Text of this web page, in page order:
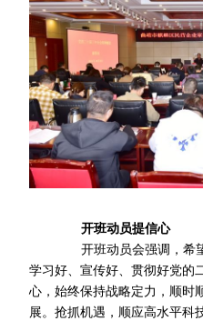
开班动员提信心
开班动员会强调，希望
学习好、宣传好、贯彻好党的
心，始终保持战略定力，顺时
展。抢抓机遇，顺应高水平科